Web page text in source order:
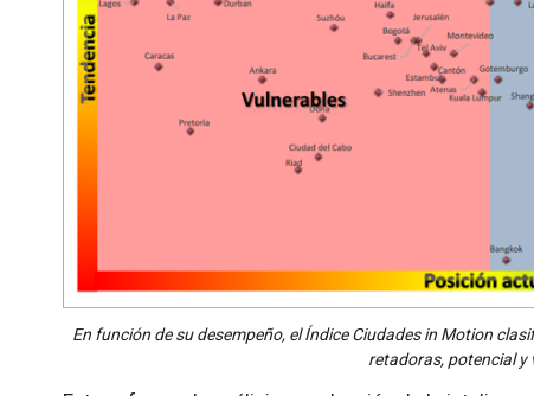
En función de su desempeño, el Índice Ciudades in Motion
retadoras, potencial y